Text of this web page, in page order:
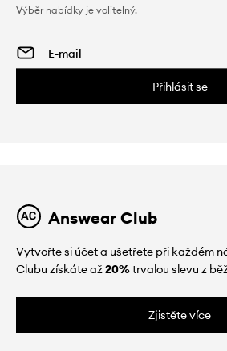
Výběr nabídky je volitelný.
Přihlásit se
Answear Club
Vytvořte si účet a ušetřete při každém
Clubu získáte až20%trvalou slevu z
Zjistěte více